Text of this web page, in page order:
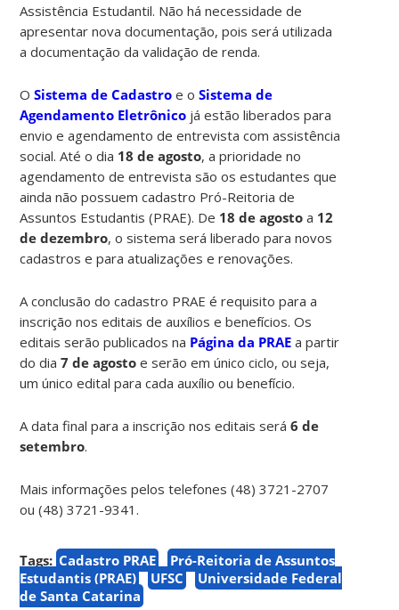
Assistência Estudantil. Não há necessidade de
apresentar nova documentação, pois será utilizada
a documentação da validação de renda.
OSistema de Cadastro e oSistema de
Agendamento Eletrônico já estão liberados para
envio e agendamento de entrevista com assistência
social. Até o dia 18 de agosto, a prioridade no
agendamento de entrevista são os estudantes que
ainda não possuem cadastro Pró-Reitoria de
Assuntos Estudantis (PRAE). De 18 de agosto a 12
de dezembro, o sistema será liberado para novos
cadastros e para atualizações e renovações.
A conclusão do cadastro PRAE é requisito para a
inscrição nos editais de auxílios e benefícios. Os
editais serão publicados na Página da PRAEa partir
do dia7 de agosto e serão em único ciclo, ou seja,
um único edital para cada auxílio ou benefício.
A data final para a inscrição nos editais será6 de
setembro.
Mais informações pelos telefones (48) 3721-2707
ou (48) 3721-9341.
Tags: Cadastro PRAE
Pró-Reitoria de Assuntos
Estudantis (PRAE)
UFSC
Universidade Federal
de Santa Catarina